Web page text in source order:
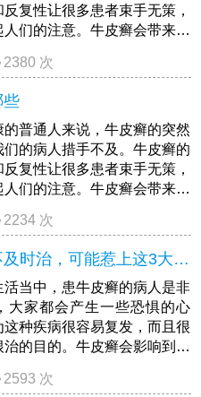
复性让很多患者束手无策，
人们的注意。牛皮癣会带来什
2380 次
些
的普通人来说，牛皮癣的突然
们的病人措手不及。牛皮癣的
复性让很多患者束手无策，
人们的注意。牛皮癣会带来什
2234 次
牛皮癣不治疗会自愈吗？不及时治，可能惹上这3大麻烦
活当中，患牛皮癣的病人是非
大家都会产生一些恐惧的心
这种疾病很容易复发，而且很
治的目的。牛皮癣会影响到病
会对病人的生活和工作造成
2593 次